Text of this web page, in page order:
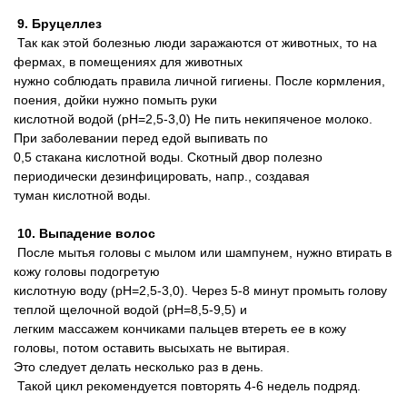
9. Бруцеллез
Так как этой болезнью люди заражаются от животных, то на
фермах, в помещениях для животных
нужно соблюдать правила личной гигиены. После кормления,
поения, дойки нужно помыть руки
кислотной водой (pH=2,5-3,0) Не пить некипяченое молоко.
При заболевании перед едой выпивать по
0,5 стакана кислотной воды. Скотный двор полезно
периодически дезинфицировать, напр., создавая
туман кислотной воды.
10. Выпадение волос
После мытья головы с мылом или шампунем, нужно втирать в
кожу головы подогретую
кислотную воду (pH=2,5-3,0). Через 5-8 минут промыть голову
теплой щелочной водой (pH=8,5-9,5) и
легким массажем кончиками пальцев втереть ее в кожу
головы, потом оставить высыхать не вытирая.
Это следует делать несколько раз в день.
Такой цикл рекомендуется повторять 4-6 недель подряд.